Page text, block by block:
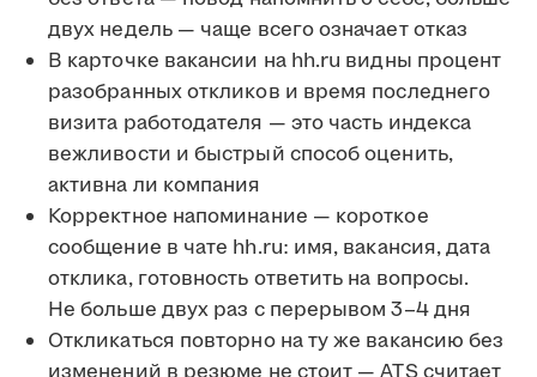
двух недель — чаще всего означает отказ
В карточке вакансии на hh.ru видны процент
разобранных откликов и время последнего
визита работодателя — это часть индекса
вежливости и быстрый способ оценить,
активна ли компания
Корректное напоминание — короткое
сообщение в чате hh.ru: имя, вакансия, дата
отклика, готовность ответить на вопросы.
Не больше двух раз с перерывом 3–4 дня
Откликаться повторно на ту же вакансию без